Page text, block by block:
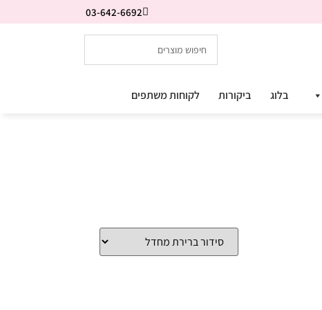
03-642-6692
בלוג ביקורות לקוחות משתפים